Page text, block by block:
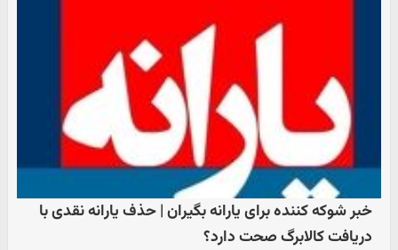
خبر شوکه کننده برای یارانه بگیران | حذف یارانه نقدی با
دریافت کالابرگ صحت دارد؟